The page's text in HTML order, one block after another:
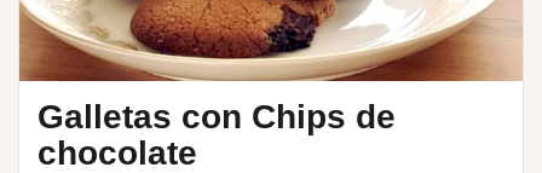
Galletas con Chips de
chocolate